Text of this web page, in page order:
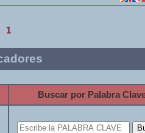
1
Buscar por Palabra